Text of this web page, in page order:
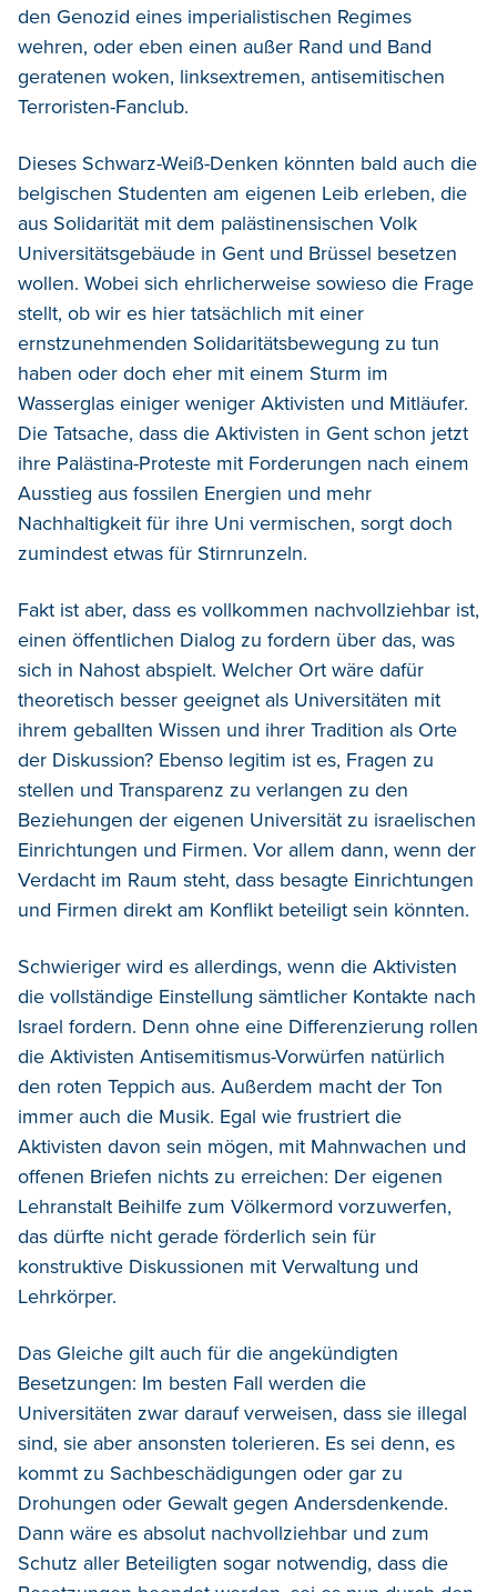
den Genozid eines imperialistischen Regimes
wehren, oder eben einen außer Rand und Band
geratenen woken, linksextremen, antisemitischen
Terroristen-Fanclub.
Dieses Schwarz-Weiß-Denken könnten bald auch die
belgischen Studenten am eigenen Leib erleben, die
aus Solidarität mit dem palästinensischen Volk
Universitätsgebäude in Gent und Brüssel besetzen
wollen. Wobei sich ehrlicherweise sowieso die Frage
stellt, ob wir es hier tatsächlich mit einer
ernstzunehmenden Solidaritätsbewegung zu tun
haben oder doch eher mit einem Sturm im
Wasserglas einiger weniger Aktivisten und Mitläufer.
Die Tatsache, dass die Aktivisten in Gent schon jetzt
ihre Palästina-Proteste mit Forderungen nach einem
Ausstieg aus fossilen Energien und mehr
Nachhaltigkeit für ihre Uni vermischen, sorgt doch
zumindest etwas für Stirnrunzeln.
Fakt ist aber, dass es vollkommen nachvollziehbar ist,
einen öffentlichen Dialog zu fordern über das, was
sich in Nahost abspielt. Welcher Ort wäre dafür
theoretisch besser geeignet als Universitäten mit
ihrem geballten Wissen und ihrer Tradition als Orte
der Diskussion? Ebenso legitim ist es, Fragen zu
stellen und Transparenz zu verlangen zu den
Beziehungen der eigenen Universität zu israelischen
Einrichtungen und Firmen. Vor allem dann, wenn der
Verdacht im Raum steht, dass besagte Einrichtungen
und Firmen direkt am Konflikt beteiligt sein könnten.
Schwieriger wird es allerdings, wenn die Aktivisten
die vollständige Einstellung sämtlicher Kontakte nach
Israel fordern. Denn ohne eine Differenzierung rollen
die Aktivisten Antisemitismus-Vorwürfen natürlich
den roten Teppich aus. Außerdem macht der Ton
immer auch die Musik. Egal wie frustriert die
Aktivisten davon sein mögen, mit Mahnwachen und
offenen Briefen nichts zu erreichen: Der eigenen
Lehranstalt Beihilfe zum Völkermord vorzuwerfen,
das dürfte nicht gerade förderlich sein für
konstruktive Diskussionen mit Verwaltung und
Lehrkörper.
Das Gleiche gilt auch für die angekündigten
Besetzungen: Im besten Fall werden die
Universitäten zwar darauf verweisen, dass sie illegal
sind, sie aber ansonsten tolerieren. Es sei denn, es
kommt zu Sachbeschädigungen oder gar zu
Drohungen oder Gewalt gegen Andersdenkende.
Dann wäre es absolut nachvollziehbar und zum
Schutz aller Beteiligten sogar notwendig, dass die